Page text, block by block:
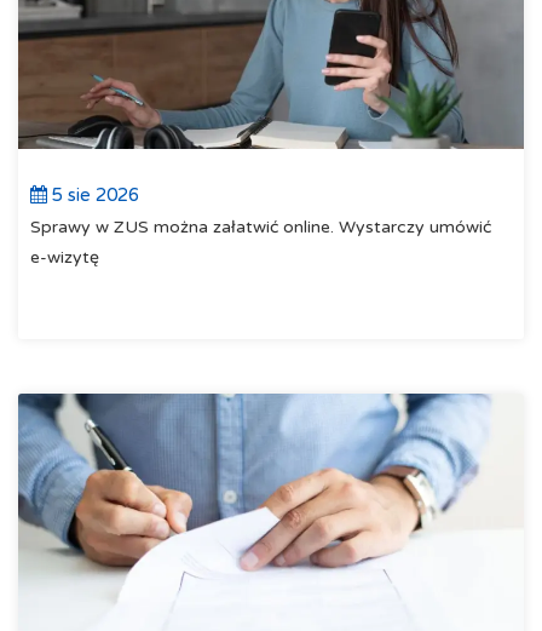
5 sie 2026
Sprawy w ZUS można załatwić online. Wystarczy umówić
e-wizytę